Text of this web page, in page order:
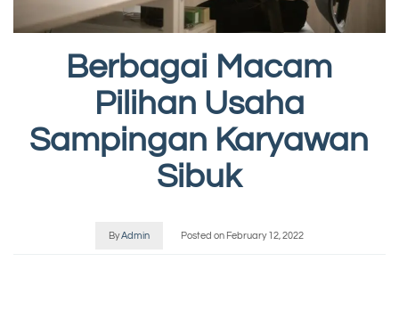
Berbagai Macam
Pilihan Usaha
Sampingan Karyawan
Sibuk
ByAdmin Posted on February 12, 2022